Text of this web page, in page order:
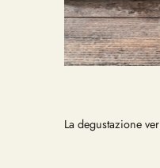
La degustazione